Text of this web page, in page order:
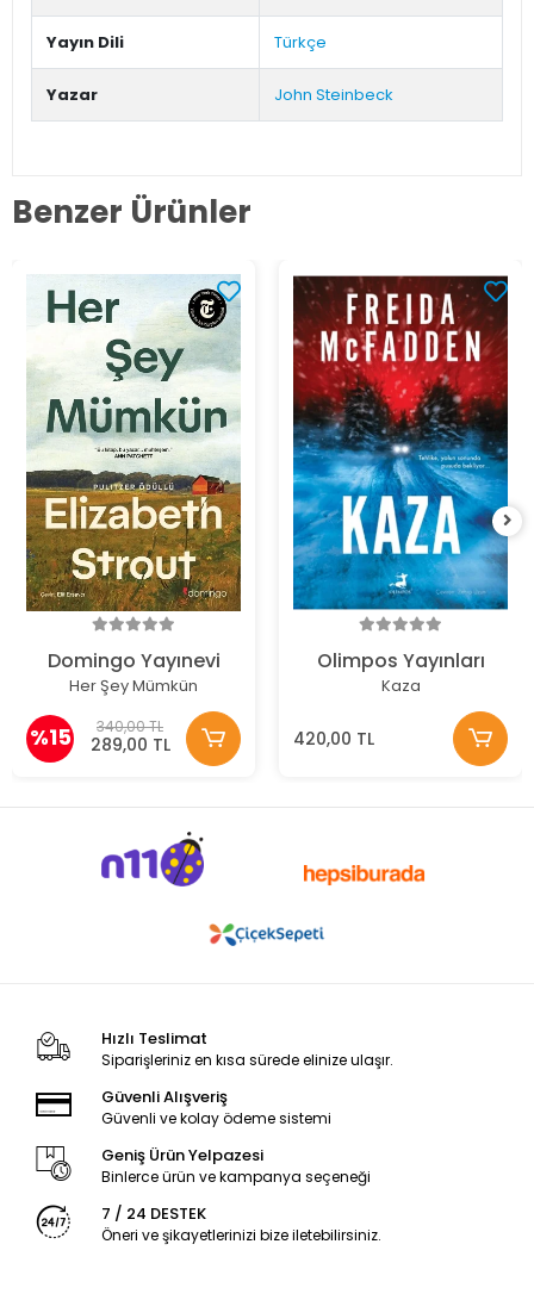
Yayın Dili Türkçe
Yazar John Steinbeck
Benzer Ürünler
Domingo Yayınevi
Her Şey Mümkün
%15 340,00 TL
289,00 TL
Olimpos Yayınları
Kaza
420,00 TL
Hızlı Teslimat
Siparişleriniz en kısa sürede elinize ulaşır.
Güvenli Alışveriş
Güvenli ve kolay ödeme sistemi
Geniş Ürün Yelpazesi
Binlerce ürün ve kampanya seçeneği
7 / 24 DESTEK
Öneri ve şikayetlerinizi bize iletebilirsiniz.